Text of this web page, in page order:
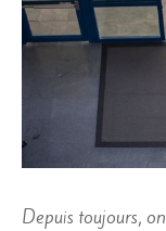
Depuis toujours,